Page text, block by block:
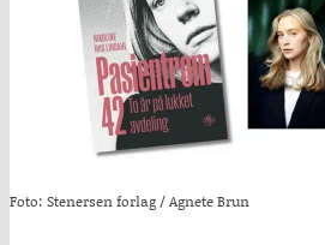
Foto: Stenersen forlag / Agnete Brun